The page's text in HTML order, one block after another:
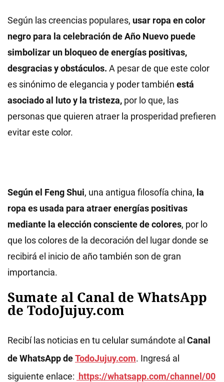
Según las creencias populares, usar ropa en color
negro para la celebración de Año Nuevo puede
simbolizar un bloqueo de energías positivas,
desgracias y obstáculos. A pesar de que este color
es sinónimo de elegancia y poder también está
asociado al luto y la tristeza, por lo que, las
personas que quieren atraer la prosperidad prefieren
evitar este color.
Según el Feng Shui, una antigua filosofía china, la
ropa es usada para atraer energías positivas
mediante la elección consciente de colores, por lo
que los colores de la decoración del lugar donde se
recibirá el inicio de año también son de gran
importancia.
Sumate al Canal de WhatsApp
de TodoJujuy.com
Recibí las noticias en tu celular sumándote al Canal
de WhatsApp deTodoJujuy.com. Ingresá al
siguiente enlace: https://whatsapp.com/channel/00